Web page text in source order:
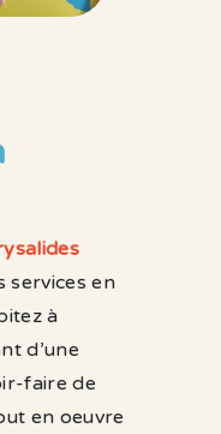
services en
à
d’une
faire de
en oeuvre